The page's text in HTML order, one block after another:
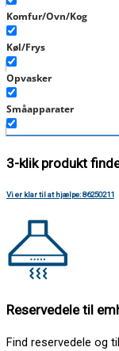
Tilbehør/Plejemidler
Vaskemaskine
Komfur/Ovn/Kog
Køl/Frys
Opvasker
Småapparater
Støvsuger
Tørretumbler
Tilbehør/Plejemidler
Vaskemaskine
Mere end 6.000
Over 400 mærker
3-klik produkt
Vi er klar til at hjælpe: 86250211
Reservedele til
Find reservedele og